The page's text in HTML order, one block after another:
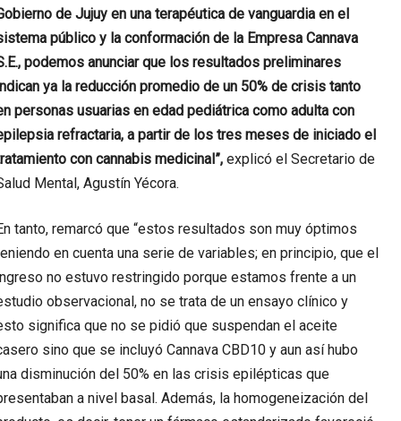
de Jujuy en una terapéutica de vanguardia en el
público y la conformación de la Empresa Cannava
podemos anunciar que los resultados preliminares
ya la reducción promedio de un 50% de crisis tanto
personas usuarias en edad pediátrica como adulta con
refractaria, a partir de los tres meses de iniciado el
con cannabis medicinal”, explicó el Secretario de
Mental, Agustín Yécora.
tanto, remarcó que “estos resultados son muy óptimos
en cuenta una serie de variables; en principio, que el
no estuvo restringido porque estamos frente a un
observacional, no se trata de un ensayo clínico y
significa que no se pidió que suspendan el aceite
sino que se incluyó Cannava CBD10 y aun así hubo
disminución del 50% en las crisis epilépticas que
a nivel basal. Además, la homogeneización del